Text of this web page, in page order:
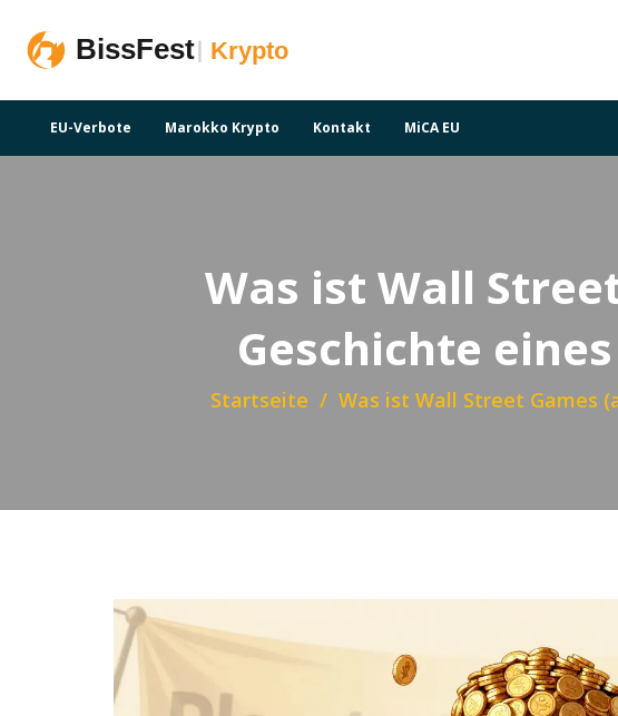
EU-Verbote Marokko Krypto Kontakt MiCA EU
Was ist Wall
Geschichte
Startseite Was ist Wall Street Games